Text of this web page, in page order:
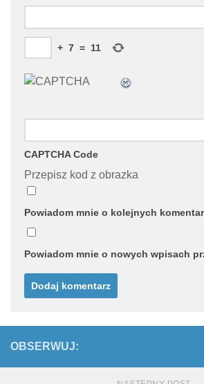
+ 7 = 11
CAPTCHA Code
Przepisz kod z obrazka
Powiadom mnie o kolejnych
Powiadom mnie o nowych wpisach
OBSERWUJ: